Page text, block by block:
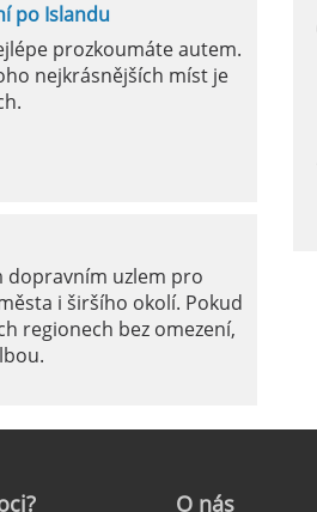
po Islandu
prozkoumáte autem.
nejkrásnějších míst je
dopravním uzlem pro
i širšího okolí. Pokud
regionech bez omezení,
letiště Marseille-
Španělsku zkontrolujte si před
v létě je tam fakt vedro...
O nás